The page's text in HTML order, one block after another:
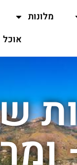
מלונות
אוכל